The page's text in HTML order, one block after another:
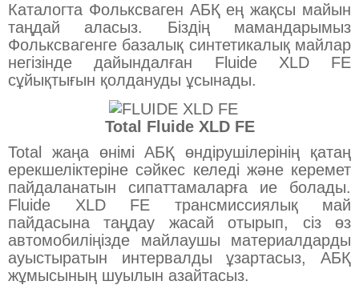
Каталогта Фольксваген АБҚ ең жақсы майын
таңдай аласыз. Біздің мамандарымыз
Фольксвагенге базалық синтетикалық майлар
негізінде дайындалған Fluide XLD FE
сұйықтығын қолдануды ұсынады.
Total Fluide XLD FE
Total жаңа өнімі АБҚ өндірушілерінің қатаң
ерекшеліктеріне сәйкес келеді және керемет
пайдаланатын сипаттамаларға ие болады.
Fluide XLD FE трансмиссиялық май
пайдасына таңдау жасай отырып, сіз өз
автомобиліңізде майлаушы материалдарды
ауыстыратын интервалды ұзартасыз, АБҚ
жұмысының шуылын азайтасыз.